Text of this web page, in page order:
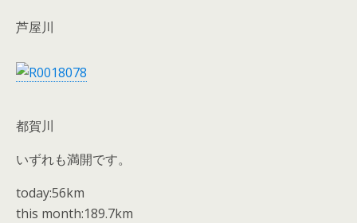
芦屋川
都賀川
いずれも満開です。
today:56km
this month:189.7km